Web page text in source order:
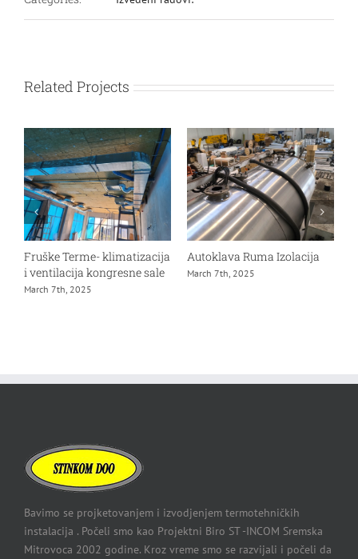
Related Projects
Fruške Terme- klimatizacija
i ventilacija kongresne sale
March 7th, 2025
Autoklava Ruma Izolacija
March 7th, 2025
Bavimo se projketovanjem i izvodjenjem termotehničkih
instalacija . Počeli smo kao Projektni Biro ST -INCOM Sremska
Mitrovoca 2002 godine. Kroz vreme smo se razvijali i počeli da